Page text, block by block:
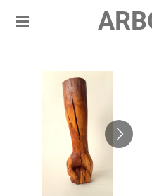
Ga
hoofdinhoud